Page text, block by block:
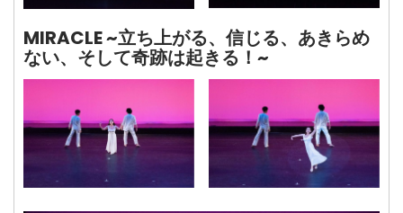
MIRACLE ~立ち上がる、信じる、あきらめ
ない、そして奇跡は起きる！~